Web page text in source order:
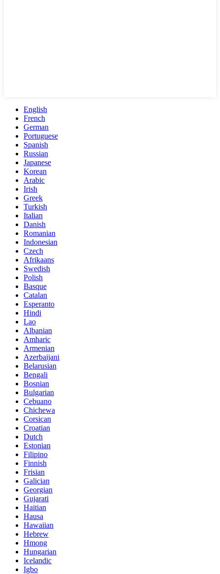
English
French
German
Portuguese
Spanish
Russian
Japanese
Korean
Arabic
Irish
Greek
Turkish
Italian
Danish
Romanian
Indonesian
Czech
Afrikaans
Swedish
Polish
Basque
Catalan
Esperanto
Hindi
Lao
Albanian
Amharic
Armenian
Azerbaijani
Belarusian
Bengali
Bosnian
Bulgarian
Cebuano
Chichewa
Corsican
Croatian
Dutch
Estonian
Filipino
Finnish
Frisian
Galician
Georgian
Gujarati
Haitian
Hausa
Hawaiian
Hebrew
Hmong
Hungarian
Icelandic
Igbo